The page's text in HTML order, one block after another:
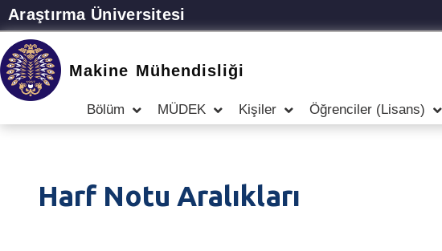
Araştırma Üniversitesi
Makine Mühendisliği
Bölüm MÜDEK Kişiler Öğrenciler (Lisans)
Harf Notu Aralıkları